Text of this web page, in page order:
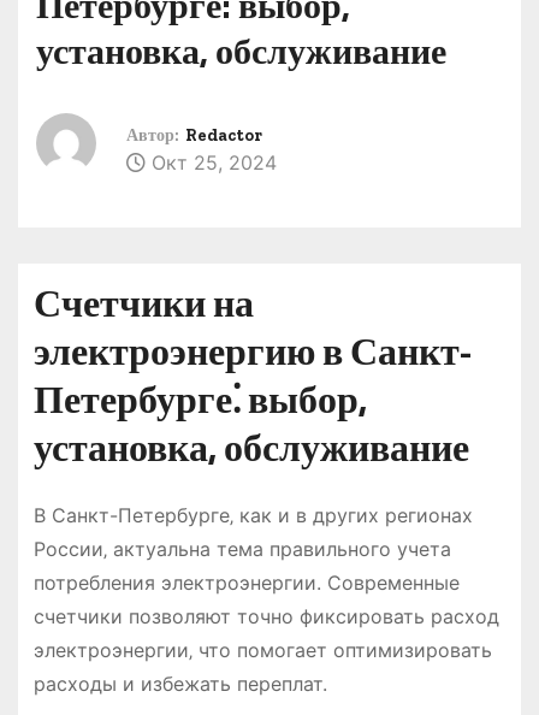
установка, обслуживание
Автор: Redactor
Окт 25, 2024
Счетчики на
электроэнергию в Санкт-
Петербурге⁚ выбор‚
установка‚ обслуживание
В Санкт-Петербурге‚ как и в других регионах
России‚ актуальна тема правильного учета
потребления электроэнергии. Современные
счетчики позволяют точно фиксировать расход
электроэнергии‚ что помогает оптимизировать
расходы и избежать переплат.